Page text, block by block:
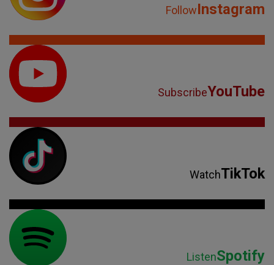
FollowInstagram
SubscribeYouTube
WatchTikTok
ListenSpotify